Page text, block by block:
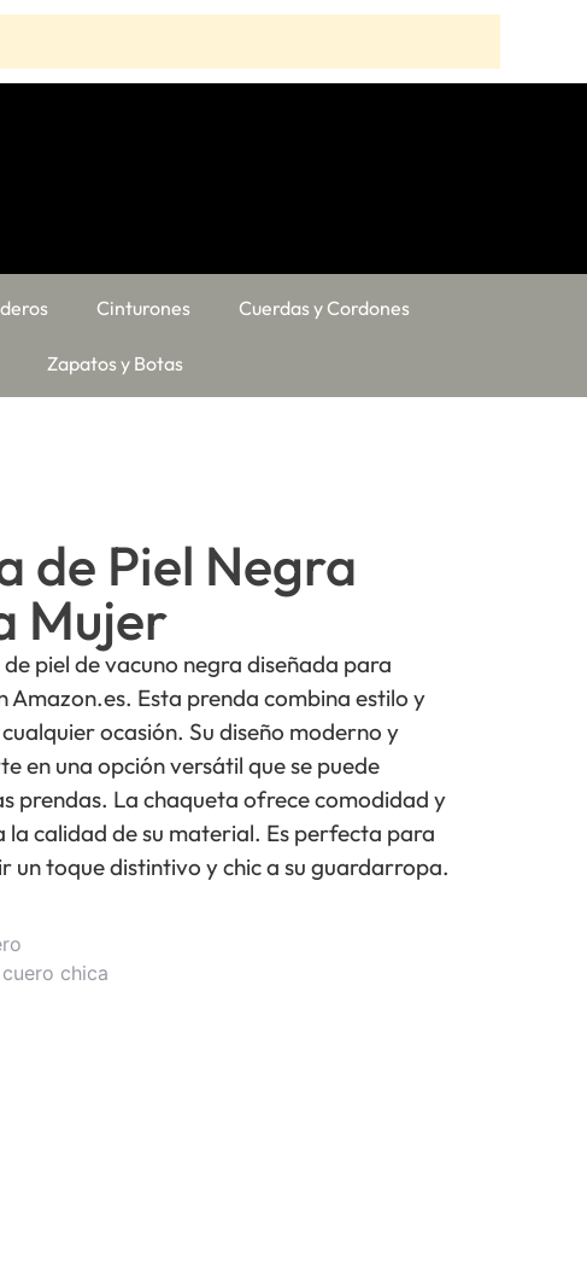
Cinturones Cuerdas y Cordones
Zapatos y Botas
de Piel Negra
Mujer
piel de vacuno negra diseñada para
Amazon.es. Esta prenda combina estilo y
ocasión. Su diseño moderno y
en una opción versátil que se puede
prendas. La chaqueta ofrece comodidad y
la calidad de su material. Es perfecta para
un toque distintivo y chic a su guardarropa.
chica